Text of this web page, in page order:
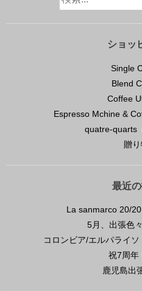
ショッ
Single
Blend
Coffee
Espresso Mchine &
quatre-quarts
贈
最近
La sanmarco 20/
5月、出張色
コロンビア/エルパライ
祝7周年
鹿児島出